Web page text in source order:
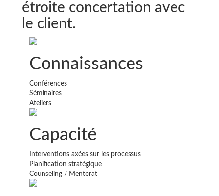
étroite concertation avec
le client.
Connaissances
Conférences
Séminaires
Ateliers
Capacité
Interventions axées sur les processus
Planification stratégique
Counseling / Mentorat